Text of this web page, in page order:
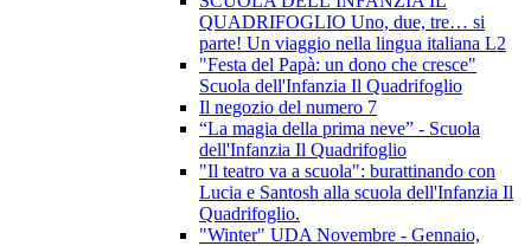
QUADRIFOGLIO Uno, due, tre… si
parte! Un viaggio nella lingua italiana L2
"Festa del Papà: un dono che cresce"
Scuola dell'Infanzia Il Quadrifoglio
Il negozio del numero 7
“La magia della prima neve” - Scuola
dell'Infanzia Il Quadrifoglio
"Il teatro va a scuola": burattinando con
Lucia e Santosh alla scuola dell'Infanzia Il
Quadrifoglio.
"Winter" UDA Novembre - Gennaio,